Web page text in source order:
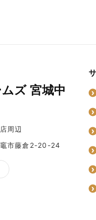
ズ 宮城中
周辺
市藤倉2-20-24